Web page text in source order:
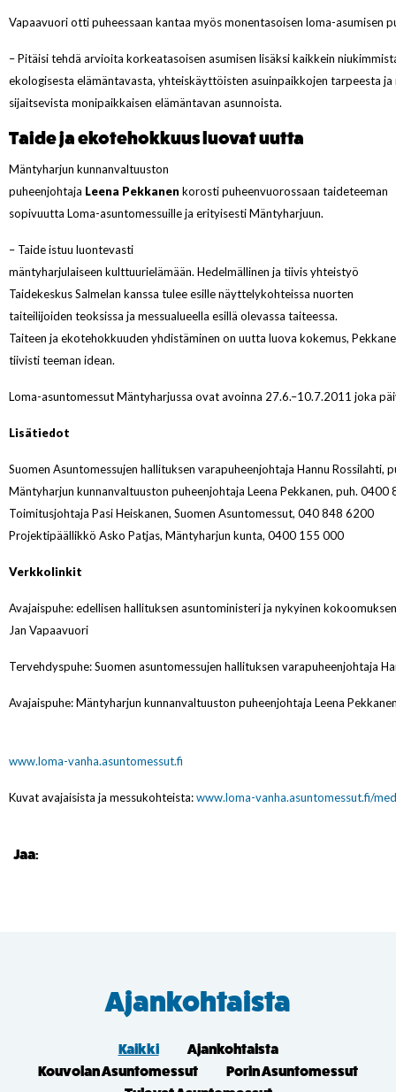
Vapaavuori otti puheessaan kantaa myös monentasoisen loma-asumisen
– Pitäisi tehdä arvioita korkeatasoisen asumisen lisäksi kaikkein
ekologisesta elämäntavasta, yhteiskäyttöisten asuinpaikkojen tarpeesta ja
sijaitsevista monipaikkaisen elämäntavan asunnoista.
Taide ja ekotehokkuus luovat uutta
Mäntyharjun kunnanvaltuuston
puheenjohtaja Leena Pekkanen korosti puheenvuorossaan taideteeman
sopivuutta Loma-asuntomessuille ja erityisesti Mäntyharjuun.
– Taide istuu luontevasti
mäntyharjulaiseen kulttuurielämään. Hedelmällinen ja tiivis yhteistyö
Taidekeskus Salmelan kanssa tulee esille näyttelykohteissa nuorten
taiteilijoiden teoksissa ja messualueella esillä olevassa taiteessa.
Taiteen ja ekotehokkuuden yhdistäminen on uutta luova kokemus,
tiivisti teeman idean.
Loma-asuntomessut Mäntyharjussa ovat avoinna 27.6.–10.7.2011 joka
Lisätiedot
Suomen Asuntomessujen hallituksen varapuheenjohtaja Hannu Rossilahti,
Mäntyharjun kunnanvaltuuston puheenjohtaja Leena Pekkanen, puh. 0400
Toimitusjohtaja Pasi Heiskanen, Suomen Asuntomessut, 040 848 6200
Projektipäällikkö Asko Patjas, Mäntyharjun kunta, 0400 155 000
Verkkolinkit
Avajaispuhe: edellisen hallituksen asuntoministeri ja nykyinen
Jan Vapaavuori
Tervehdyspuhe: Suomen asuntomessujen hallituksen varapuheenjohtaja
Avajaispuhe: Mäntyharjun kunnanvaltuuston puheenjohtaja Leena
www.loma-vanha.asuntomessut.fi
Kuvat avajaisista ja messukohteista:www.loma-vanha.asuntomessut.fi/
Jaa:
Ajankohtaista
Kaikki
Ajankohtaista
Kouvolan Asuntomessut
Porin Asuntomessut